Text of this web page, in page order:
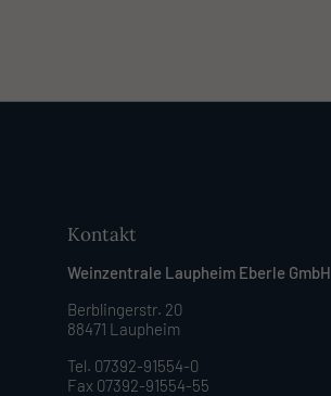
Kontakt
Weinzentrale Laupheim Eberle GmbH
Berblingerstr. 20
88471 Laupheim
Tel. 07392-91554-0
Fax 07392-91554-55